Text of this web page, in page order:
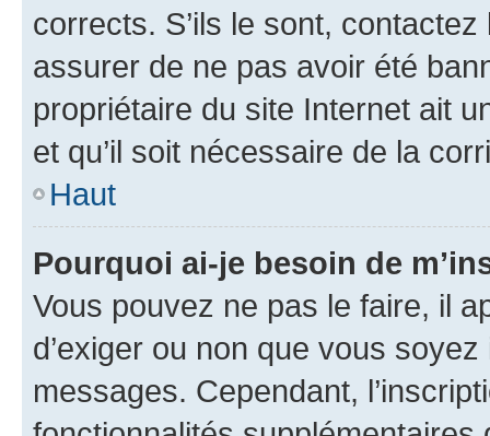
corrects. S’ils le sont,
assurer de ne pas avoir été
propriétaire du site Internet ait
et qu’il soit nécessaire de la
Haut
Pourquoi ai-je besoin de
Vous pouvez ne pas le faire, il
d’exiger ou non que vous
messages. Cependant,